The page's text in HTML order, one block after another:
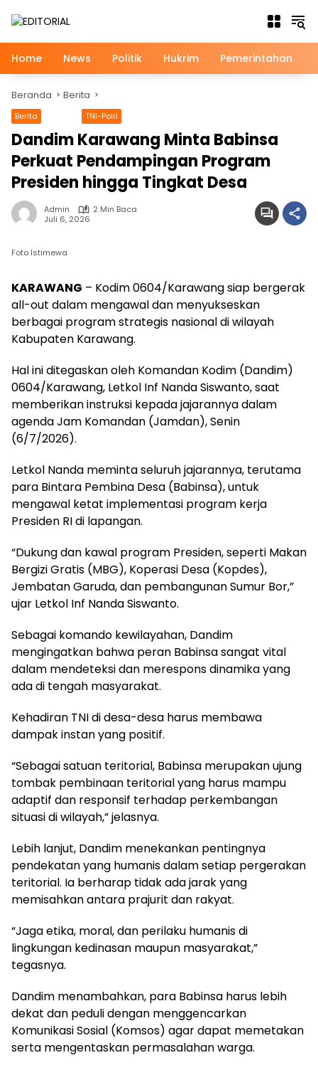
Home
News Politik Hukrim Pemerintahan
Beranda Berita
Berita TNI-Polri
Dandim Karawang Minta Babinsa
Perkuat Pendampingan Program
Presiden hingga Tingkat Desa
Admin
2 Min Baca
Juli 6, 2026
Foto Istimewa
KARAWANG – Kodim 0604/Karawang siap bergerak
all-out dalam mengawal dan menyukseskan
berbagai program strategis nasional di wilayah
Kabupaten Karawang.
Hal ini ditegaskan oleh Komandan Kodim (Dandim)
0604/Karawang, Letkol Inf Nanda Siswanto, saat
memberikan instruksi kepada jajarannya dalam
agenda Jam Komandan (Jamdan), Senin
(6/7/2026).
Letkol Nanda meminta seluruh jajarannya, terutama
para Bintara Pembina Desa (Babinsa), untuk
mengawal ketat implementasi program kerja
Presiden RI di lapangan.
“Dukung dan kawal program Presiden, seperti Makan
Bergizi Gratis (MBG), Koperasi Desa (Kopdes),
Jembatan Garuda, dan pembangunan Sumur Bor,”
ujar Letkol Inf Nanda Siswanto.
Sebagai komando kewilayahan, Dandim
mengingatkan bahwa peran Babinsa sangat vital
dalam mendeteksi dan merespons dinamika yang
ada di tengah masyarakat.
Kehadiran TNI di desa-desa harus membawa
dampak instan yang positif.
“Sebagai satuan teritorial, Babinsa merupakan ujung
tombak pembinaan teritorial yang harus mampu
adaptif dan responsif terhadap perkembangan
situasi di wilayah,” jelasnya.
Lebih lanjut, Dandim menekankan pentingnya
pendekatan yang humanis dalam setiap pergerakan
teritorial. Ia berharap tidak ada jarak yang
memisahkan antara prajurit dan rakyat.
“Jaga etika, moral, dan perilaku humanis di
lingkungan kedinasan maupun masyarakat,”
tegasnya.
Dandim menambahkan, para Babinsa harus lebih
dekat dan peduli dengan menggencarkan
Komunikasi Sosial (Komsos) agar dapat memetakan
serta mengentaskan permasalahan warga.